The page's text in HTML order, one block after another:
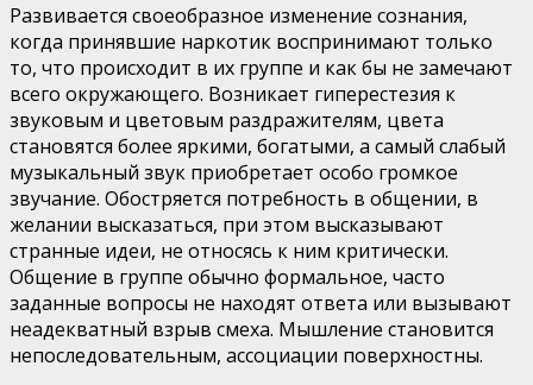
Развивается своеобразное изменение сознания,
когда принявшие наркотик воспринимают только
то, что проис­ходит в их группе и как бы не замечают
всего окружающе­го. Возникает гиперестезия к
звуковым и цветовым раздра­жителям, цвета
становятся более яркими, богатыми, а са­мый слабый
музыкальный звук приобретает особо громкое
звучание. Обостряется потребность в общении, в
желании высказаться, при этом высказывают
странные идеи, не от­носясь к ним критически.
Общение в группе обычно фор­мальное, часто
заданные вопросы не находят ответа или вызывают
неадекватный взрыв смеха. Мышление становит­ся
непоследовательным, ассоциации поверхностны.